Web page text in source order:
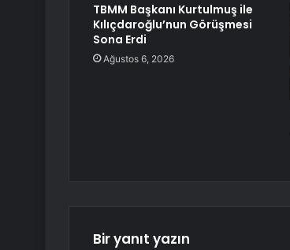
TBMM Başkanı Kurtulmuş ile
Kılıçdaroğlu’nun Görüşmesi
Sona Erdi
Ağustos 6, 2026
Bir yanıt yazın